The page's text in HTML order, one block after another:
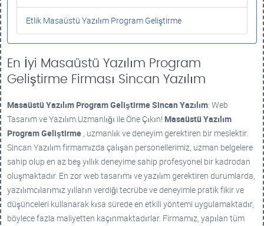
Etlik Masaüstü Yazılım Program Geliştirme
En İyi Masaüstü Yazılım Program
Geliştirme Firması Sincan Yazılım
Masaüstü Yazılım Program GeliştirmeSincan Yazılım: Web
Tasarım ve Yazılım Uzmanlığı ile Öne Çıkın! Masaüstü Yazılım
Program Geliştirme , uzmanlık ve deneyim gerektiren bir meslektir.
Sincan Yazılım firmamızda çalışan personellerimiz, uzman belgelere
sahip olup en az beş yıllık deneyime sahip profesyonel bir kadrodan
oluşmaktadır. En zor web tasarımı ve yazılım gerektiren durumlarda,
yazılımcılarımız yılların verdiği tecrübe ve deneyimle pratik fikir ve
düşünceleri kullanarak kısa sürede en etkili yöntemi uygulamaktadır,
böylece fazla maliyetten kaçınmaktadırlar. Firmamız, yapılan tüm